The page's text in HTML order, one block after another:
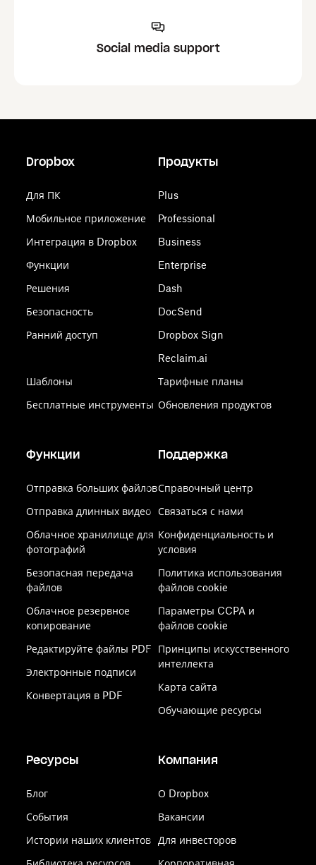
Social media support
Dropbox
Для ПК
Мобильное приложение
Интеграция в Dropbox
Функции
Решения
Безопасность
Ранний доступ
Шаблоны
Бесплатные инструменты
Продукты
Plus
Professional
Business
Enterprise
Dash
DocSend
Dropbox Sign
Reclaim.ai
Тарифные планы
Обновления продуктов
Функции
Отправка больших файлов
Отправка длинных видео
Облачное хранилище для
фотографий
Безопасная передача
файлов
Облачное резервное
копирование
Редактируйте файлы PDF
Электронные подписи
Конвертация в PDF
Поддержка
Справочный центр
Связаться с нами
Конфиденциальность и
условия
Политика использования
файлов cookie
Параметры CCPA и
файлов cookie
Принципы искусственного
интеллекта
Карта сайта
Обучающие ресурсы
Ресурсы
Блог
События
Истории наших клиентов
Компания
О Dropbox
Вакансии
Для инвесторов